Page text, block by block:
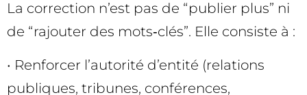
La correction n’est pas de “publier plus” ni
de “rajouter des mots‑clés”. Elle consiste à :
• Renforcer l’autorité d’entité (relations
publiques, tribunes, conférences,